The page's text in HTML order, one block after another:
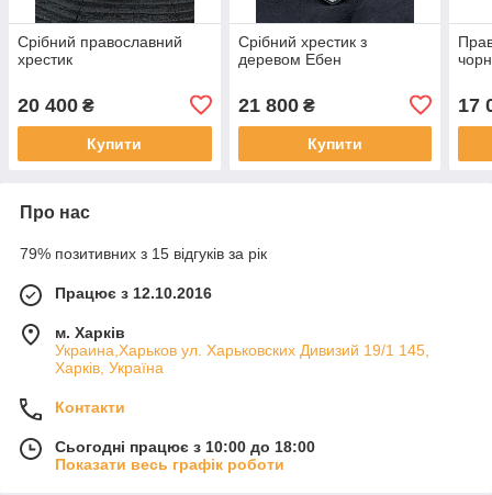
Срібний православний
хрестик
20 400 ₴
Купити
Срібний хрестик з
деревом Ебен
21 800₴
Купити
17
Про нас
79% позитивних з 15 відгуків за рік
Працює з 12.10.2016
м. Харків
Украина,Харьков ул. Харьковских Дивизий 19/1 145,
Харків, Україна
Контакти
Сьогодні працює з 10:00 до 18:00
Показати весь графік роботи